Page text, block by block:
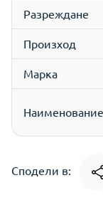
Разреждане
Произход
Марка
Наименование
Сподели в: